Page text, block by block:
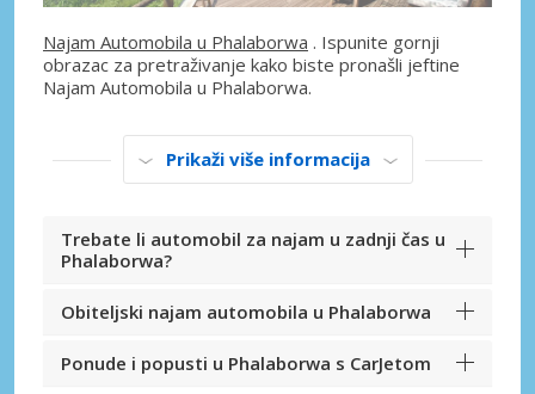
Najam Automobila u Phalaborwa . Ispunite gornji
obrazac za pretraživanje kako biste pronašli jeftine
Najam Automobila u Phalaborwa.
Prikaži više informacija
Trebate li automobil za najam u zadnji čas u
Phalaborwa?
Obiteljski najam automobila u Phalaborwa
Ponude i popusti u Phalaborwa s CarJetom